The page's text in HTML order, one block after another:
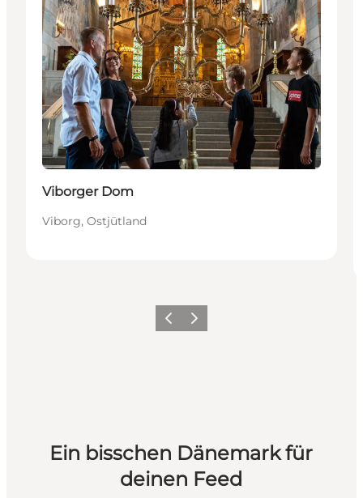
Viborger Dom
Viborg, Ostjütland
ZurückWeiter
Ein bisschen Dänemark für
deinen Feed